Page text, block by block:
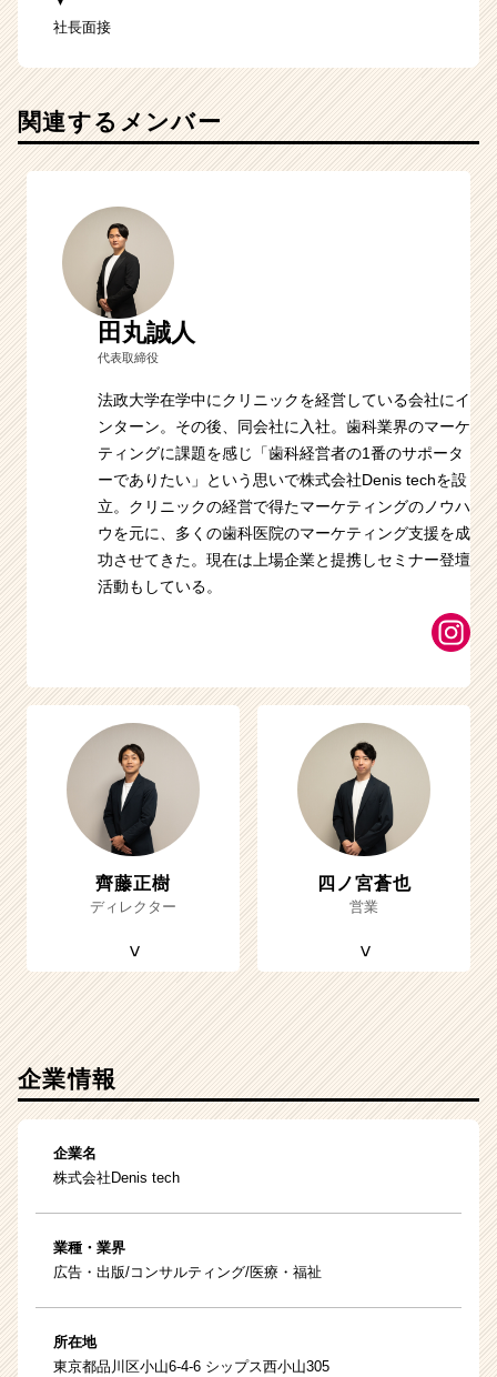
社長面接
関連するメンバー
田丸誠人
代表取締役
法政大学在学中にクリニックを経営している会社にイ
ンターン。その後、同会社に入社。歯科業界のマーケ
ティングに課題を感じ「歯科経営者の1番のサポータ
ーでありたい」という思いで株式会社Denis techを設
立。クリニックの経営で得たマーケティングのノウハ
ウを元に、多くの歯科医院のマーケティング支援を成
功させてきた。現在は上場企業と提携しセミナー登壇
活動もしている。
齊藤正樹
ディレクター
四ノ宮蒼也
営業
企業情報
企業名
株式会社Denis tech
業種・業界
広告・出版/コンサルティング/医療・福祉
所在地
東京都品川区小山6-4-6 シップス西小山305